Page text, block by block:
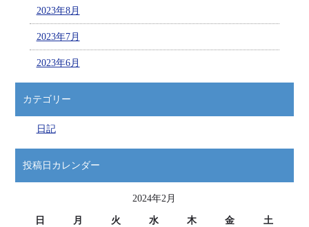
2023年8月
2023年7月
2023年6月
カテゴリー
日記
投稿日カレンダー
2024年2月
日 月 火 水 木 金 土